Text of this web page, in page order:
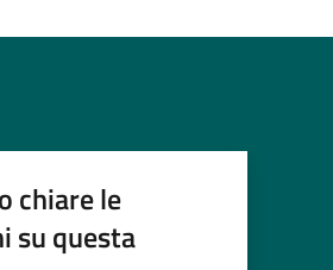
chiare le
su questa